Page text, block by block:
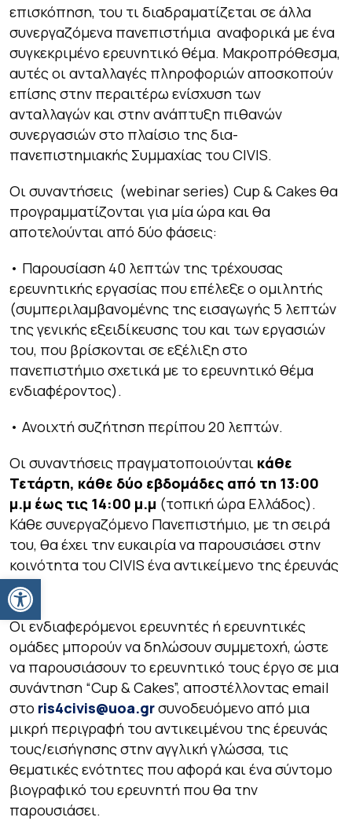
Ανοίξτε τη γραμμή εργαλείων
επισκόπηση, του τι διαδραματίζεται σε άλλα
συνεργαζόμενα πανεπιστήμια αναφορικά με ένα
συγκεκριμένο ερευνητικό θέμα. Μακροπρόθεσμα,
αυτές οι ανταλλαγές πληροφοριών αποσκοπούν
επίσης στην περαιτέρω ενίσχυση των
ανταλλαγών και στην ανάπτυξη πιθανών
συνεργασιών στο πλαίσιο της δια-
πανεπιστημιακής Συμμαχίας του CIVIS.
Οι συναντήσεις (webinar series) Cup & Cakes θα
προγραμματίζονται για μία ώρα και θα
αποτελούνται από δύο φάσεις:
• Παρουσίαση 40 λεπτών της τρέχουσας
ερευνητικής εργασίας που επέλεξε ο ομιλητής
(συμπεριλαμβανομένης της εισαγωγής 5 λεπτών
της γενικής εξειδίκευσης του και των εργασιών
του, που βρίσκονται σε εξέλιξη στο
πανεπιστήμιο σχετικά με το ερευνητικό θέμα
ενδιαφέροντος).
• Ανοιχτή συζήτηση περίπου 20 λεπτών.
Οι συναντήσεις πραγματοποιούνται κάθε
Τετάρτη, κάθε δύο εβδομάδες από τη 13:00
μ.μ έως τις 14:00 μ.μ (τοπική ώρα Ελλάδος).
Κάθε συνεργαζόμενο Πανεπιστήμιο, με τη σειρά
του, θα έχει την ευκαιρία να παρουσιάσει στην
κοινότητα του CIVIS ένα αντικείμενο της έρευνάς
του.
Οι ενδιαφερόμενοι ερευνητές ή ερευνητικές
ομάδες μπορούν να δηλώσουν συμμετοχή, ώστε
να παρουσιάσουν το ερευνητικό τους έργο σε μια
συνάντηση “Cup & Cakes”, αποστέλλοντας email
στο ris4civis@uoa.grσυνοδευόμενο από μια
μικρή περιγραφή του αντικειμένου της έρευνάς
τους/εισήγησης στην αγγλική γλώσσα, τις
θεματικές ενότητες που αφορά και ένα σύντομο
βιογραφικό του ερευνητή που θα την
παρουσιάσει.